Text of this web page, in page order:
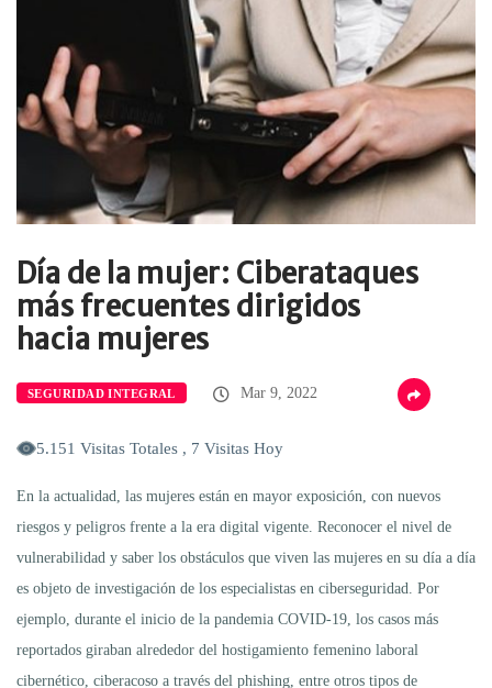
Día de la mujer: Ciberataques
más frecuentes dirigidos
hacia mujeres
SEGURIDAD INTEGRAL Mar 9, 2022
5.151 Visitas Totales , 7 Visitas Hoy
En la actualidad, las mujeres están en mayor exposición, con nuevos
riesgos y peligros frente a la era digital vigente. Reconocer el nivel de
vulnerabilidad y saber los obstáculos que viven las mujeres en su día a día
es objeto de investigación de los especialistas en ciberseguridad. Por
ejemplo, durante el inicio de la pandemia COVID-19, los casos más
reportados giraban alrededor del hostigamiento femenino laboral
cibernético, ciberacoso a través del phishing, entre otros tipos de